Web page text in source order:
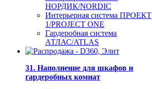
НОРДИК/NORDIC
Интерьерная система ПРОЕКТ
1/PROJECT ONE
Гардеробная система
АТЛАС/ATLAS
31. Наполнение для шкафов и
гардеробных комнат